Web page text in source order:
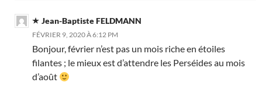
Jean-Baptiste FELDMANN
FÉVRIER 9, 2020 À 6:12 PM
Bonjour, février n’est pas un mois riche en étoiles
filantes ; le mieux est d’attendre les Perséides au mois
d’août